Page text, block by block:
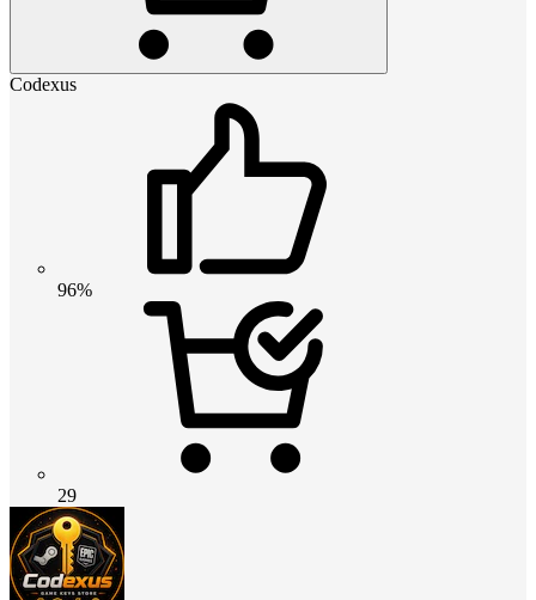
Codexus
96%
29